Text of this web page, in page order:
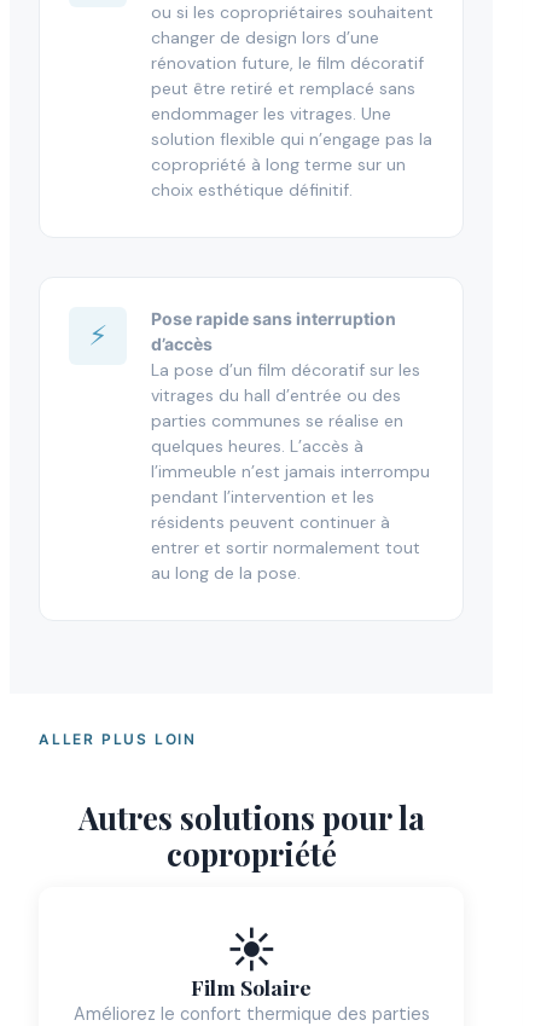
ou si les copropriétaires souhaitent
changer de design lors d’une
rénovation future, le film décoratif
peut être retiré et remplacé sans
endommager les vitrages. Une
solution flexible qui n’engage pas la
copropriété à long terme sur un
choix esthétique définitif.
⚡
Pose rapide sans interruption
d’accès
La pose d’un film décoratif sur les
vitrages du hall d’entrée ou des
parties communes se réalise en
quelques heures. L’accès à
l’immeuble n’est jamais interrompu
pendant l’intervention et les
résidents peuvent continuer à
entrer et sortir normalement tout
au long de la pose.
ALLER PLUS LOIN
Autres solutions pour la
copropriété
☀️
Film Solaire
Améliorez le confort thermique des parties